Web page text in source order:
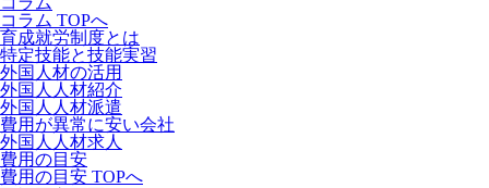
コラム TOPへ
育成就労制度とは
特定技能と技能実習
外国人材の活用
外国人人材紹介
外国人人材派遣
費用が異常に安い会社
外国人人材求人
費用の目安
費用の目安 TOPへ